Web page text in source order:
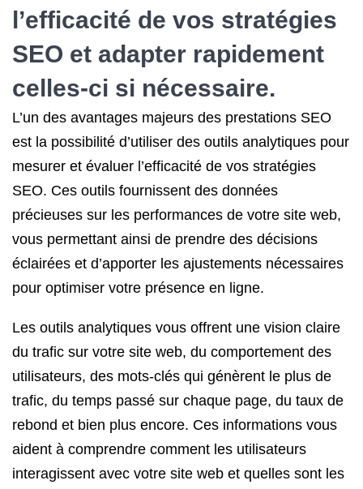
l’efficacité de vos stratégies
SEO et adapter rapidement
celles-ci si nécessaire.
L’un des avantages majeurs des prestations SEO
est la possibilité d’utiliser des outils analytiques pour
mesurer et évaluer l’efficacité de vos stratégies
SEO. Ces outils fournissent des données
précieuses sur les performances de votre site web,
vous permettant ainsi de prendre des décisions
éclairées et d’apporter les ajustements nécessaires
pour optimiser votre présence en ligne.
Les outils analytiques vous offrent une vision claire
du trafic sur votre site web, du comportement des
utilisateurs, des mots-clés qui génèrent le plus de
trafic, du temps passé sur chaque page, du taux de
rebond et bien plus encore. Ces informations vous
aident à comprendre comment les utilisateurs
interagissent avec votre site web et quelles sont les